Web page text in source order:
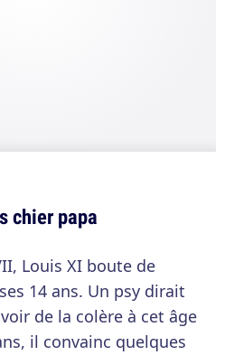
chier papa
Louis XI boute de
14 ans. Un psy dirait
de la colère à cet âge
il convainc quelques